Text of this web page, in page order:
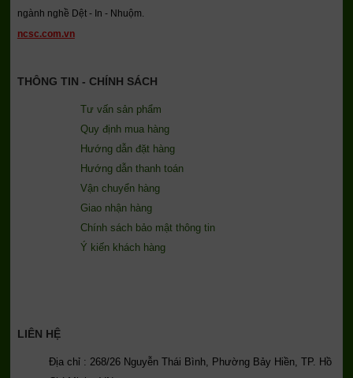
ngành nghề Dệt - In - Nhuộm.
ncsc.com.vn
THÔNG TIN - CHÍNH SÁCH
Tư vấn sản phẩm
Quy định mua hàng
Hướng dẫn đặt hàng
Hướng dẫn thanh toán
Vận chuyển hàng
Giao nhận hàng
Chính sách bảo mật thông tin
Ý kiến khách hàng
LIÊN HỆ
Địa chỉ : 268/26 Nguyễn Thái Bình, Phường Bảy Hiền, TP. Hồ